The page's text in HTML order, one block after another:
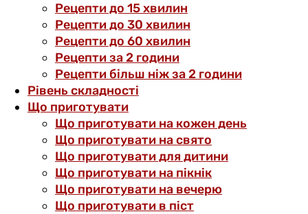
Рецепти до 15 хвилин
Рецепти до 30 хвилин
Рецепти до 60 хвилин
Рецепти за 2 години
Рецепти більш ніж за 2 години
Рівень складності
Що приготувати
Що приготувати на кожен день
Що приготувати на свято
Що приготувати для дитини
Що приготувати на пікнік
Що приготувати на вечерю
Що приготувати в піст